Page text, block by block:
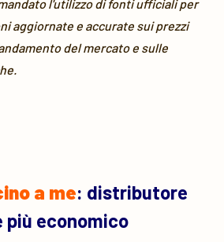
l'utilizzo di fonti ufficiali per
aggiornate e accurate sui prezzi
del mercato e sulle
a me: distributore
economico